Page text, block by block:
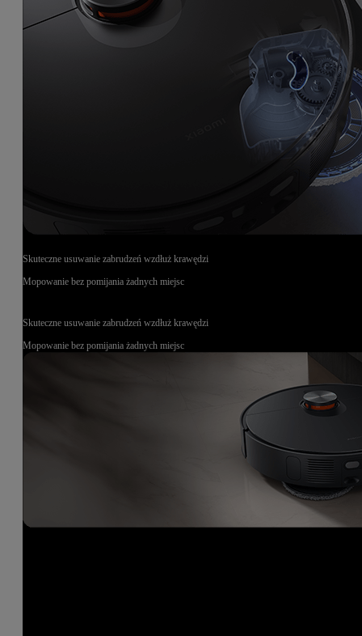
Skuteczne usuwanie zabrudzeń wzdłuż krawędzi
Mopowanie bez pomijania żadnych miejsc
Skuteczne usuwanie zabrudzeń wzdłuż krawędzi
Mopowanie bez pomijania żadnych miejsc